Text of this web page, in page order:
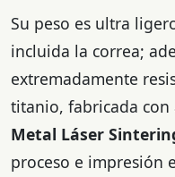
Su peso es ultra
incluida la correa;
extremadamente
titanio, fabricada
Metal Láser
proceso e impresión